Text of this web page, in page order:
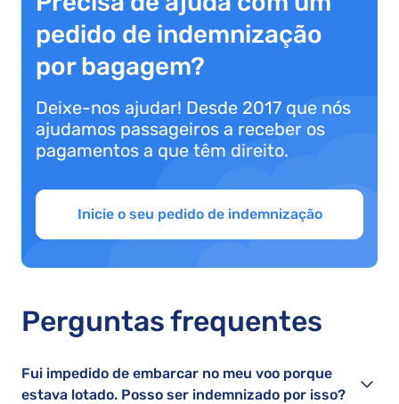
pedido de indemnização
por bagagem?
Deixe-nos ajudar! Desde 2017 que nós
ajudamos passageiros a receber os
pagamentos a que têm direito.
Inicie o seu pedido de indemnização
Perguntas frequentes
Fui impedido de embarcar no meu voo porque
estava lotado. Posso ser indemnizado por isso?